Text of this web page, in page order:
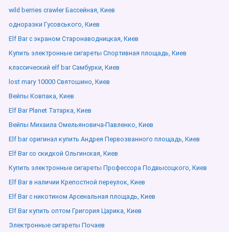
wild berries crawler Бассейная, Киев
одноразки Гусовського, Киев
Elf Bar с экраном Старонаводницкая, Киев
Купить электронные сигареты Спортивная площадь, Киев
классический elf bar Самбурки, Киев
lost mary 10000 Святошино, Киев
Вейпы Ковпака, Киев
Elf Bar Planet Татарка, Киев
Вейпы Михаила Омельяновича-Павленко, Киев
Elf bar оригинал купить Андрея Первозванного площадь, Киев
Elf Bar со скидкой Ольгинская, Киев
Купить электронные сигареты Профессора Подвысоцкого, Киев
Elf Bar в наличии Крепостной переулок, Киев
Elf Bar с никотином Арсенальная площадь, Киев
Elf Bar купить оптом Григория Царика, Киев
Электронные сигареты Почаев